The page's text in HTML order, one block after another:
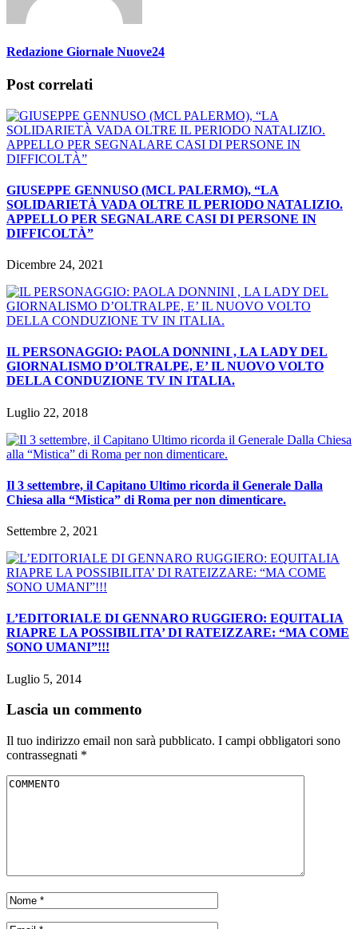
Redazione Giornale Nuove24
Post correlati
GIUSEPPE GENNUSO (MCL PALERMO), “LA
SOLIDARIETÀ VADA OLTRE IL PERIODO NATALIZIO.
APPELLO PER SEGNALARE CASI DI PERSONE IN
DIFFICOLTÀ”
Dicembre 24, 2021
IL PERSONAGGIO: PAOLA DONNINI , LA LADY DEL
GIORNALISMO D’OLTRALPE, E’ IL NUOVO VOLTO
DELLA CONDUZIONE TV IN ITALIA.
Luglio 22, 2018
Il 3 settembre, il Capitano Ultimo ricorda il Generale Dalla
Chiesa alla “Mistica” di Roma per non dimenticare.
Settembre 2, 2021
L’EDITORIALE DI GENNARO RUGGIERO: EQUITALIA
RIAPRE LA POSSIBILITA’ DI RATEIZZARE: “MA COME
SONO UMANI”!!!
Luglio 5, 2014
Lascia un commento
Il tuo indirizzo email non sarà pubblicato. I campi obbligatori sono
contrassegnati *